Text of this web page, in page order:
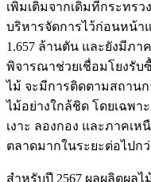
เพิ่มเติมจากเดิมที่กระทร
บริหารจัดการไว้ก่อนหน้า
1.657 ล้านตัน และยังมีภ
พิจารณาช่วยเชื่อมโยงรับ
ไม้ จะมีการติดตามสถาน
ไม้อย่างใกล้ชิด โดยเฉพา
เงาะ ลองกอง และภาคเ
ตลาดมากในระยะต่อไปก
สำหรับปี 2567 ผลผลิตผล